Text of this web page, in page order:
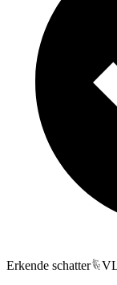
Erkende schatter